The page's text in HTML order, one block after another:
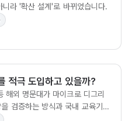
라 '확산 설계'로 바뀌었습니다.
적극 도입하고 있을까?
해외 명문대가 마이크로 디그리
검증하는 방식과 국내 교육기